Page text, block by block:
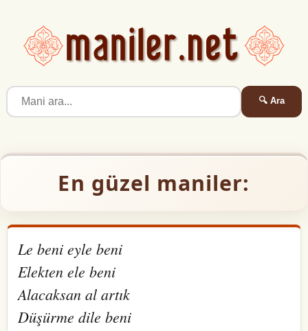
🔍 Ara
En güzel maniler:
Le beni eyle beni
Elekten ele beni
Alacaksan al artık
Düşürme dile beni